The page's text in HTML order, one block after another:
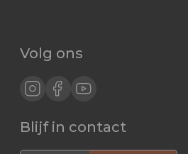
Volg ons
Blijf in contact